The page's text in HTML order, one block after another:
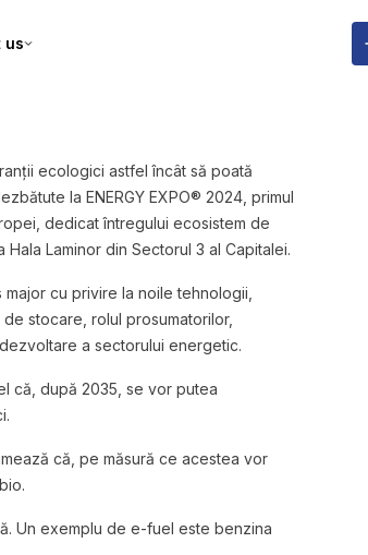
us
ecologici astfel încât să poată
la ENERGY EXPO® 2024, primul
dedicat întregului ecosistem de
Laminor din Sectorul 3 al Capitalei.
cu privire la noile tehnologii,
stocare, rolul prosumatorilor,
a sectorului energetic.
că, după 2035, se vor putea
că, pe măsură ce acestea vor
Un exemplu de e-fuel este benzina